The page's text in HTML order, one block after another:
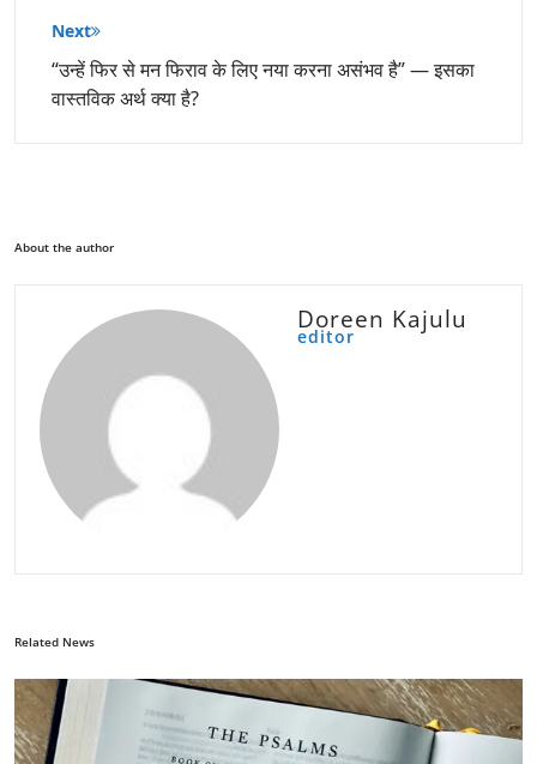
Next
“उन्हें फिर से मन फिराव के लिए नया करना असंभव है” — इसका
वास्तविक अर्थ क्या है?
About the author
Doreen Kajulu
editor
Related News